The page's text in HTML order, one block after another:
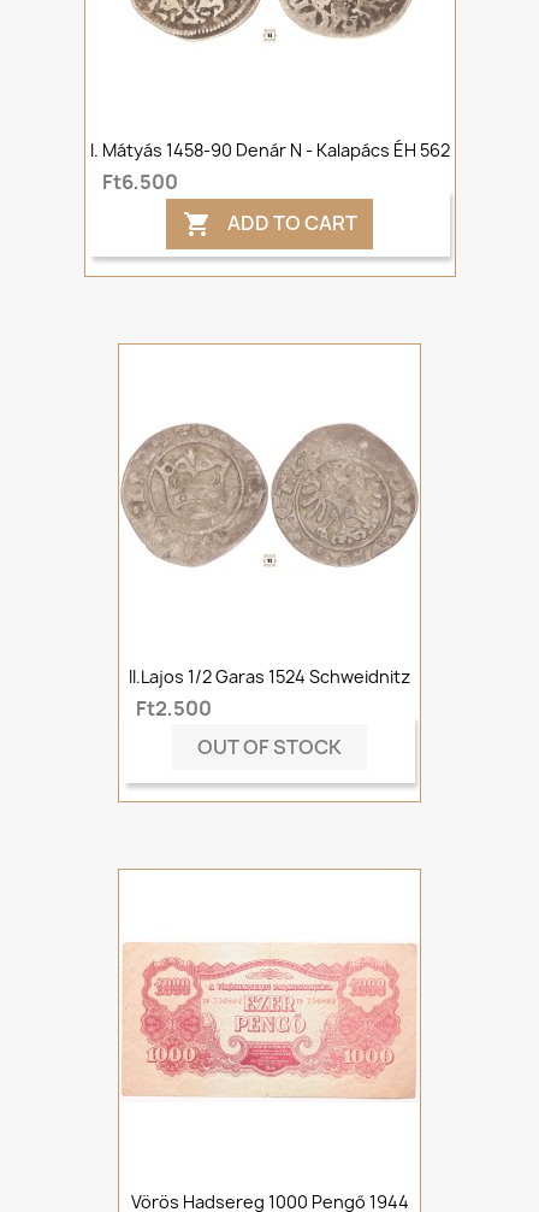
I. Mátyás 1458-90 Denár N - Kalapács ÉH 562
Ft6,500
 ADD TO CART
II.Lajos 1/2 Garas 1524 Schweidnitz
Ft2,500
OUT OF STOCK
Vörös Hadsereg 1000 Pengő 1944